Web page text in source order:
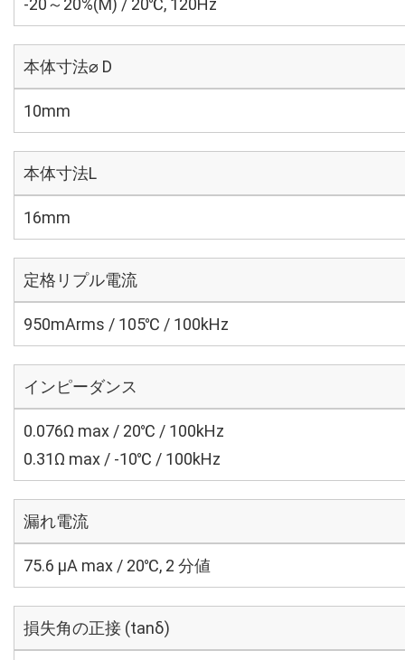
-20～20%(M) / 20℃, 120Hz
本体寸法⌀ D
10mm
本体寸法L
16mm
定格リプル電流
950mArms / 105℃ / 100kHz
インピーダンス
0.076Ω max / 20℃ / 100kHz
0.31Ω max / -10℃ / 100kHz
漏れ電流
75.6 μA max / 20℃, 2 分値
損失角の正接 (tanδ)